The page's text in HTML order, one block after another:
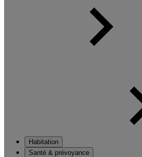
Habitation
Santé & prévoyance